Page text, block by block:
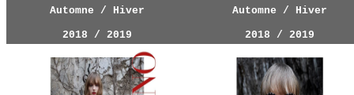
Automne / Hiver
2018 / 2019
Automne / Hiver
2018 / 2019